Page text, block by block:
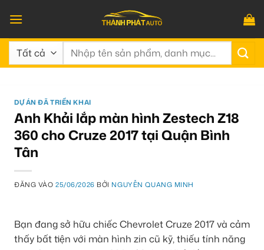
qua
nội
dung
Tìm
DỰ ÁN ĐÃ TRIỂN KHAI
Anh Khải lắp màn hình Zestech Z18
360 cho Cruze 2017 tại Quận Bình
Tân
ĐĂNG VÀO25/06/2026 BỞI NGUYỄN QUANG MINH
Bạn đang sở hữu chiếc Chevrolet Cruze 2017 và cảm
thấy bất tiện với màn hình zin cũ kỹ, thiếu tính năng